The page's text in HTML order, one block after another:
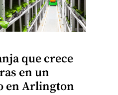
que crece
en un
en Arlington